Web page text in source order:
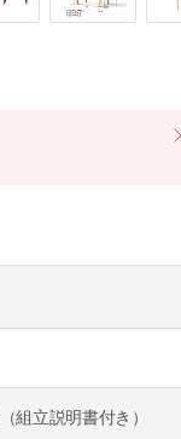
組立説明書付き）